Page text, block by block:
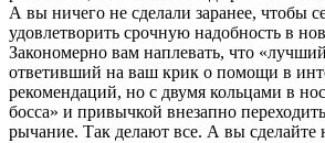
А вы ничего не сделали заранее, чтобы
удовлетворить срочную надобность в
Закономерно вам наплевать, что
ответивший на ваш крик о помощи в
рекомендаций, но с двумя кольцами в
босса» и привычкой внезапно
рычание. Так делают все. А вы сделайте